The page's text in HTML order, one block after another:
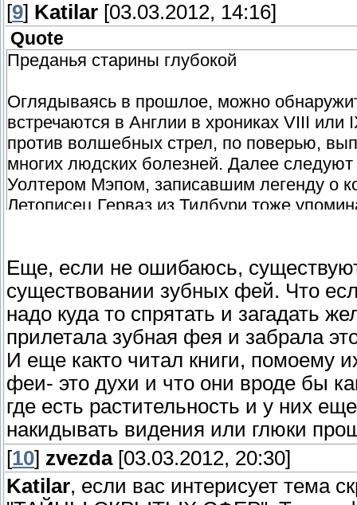
[9] Katilar [03.03.2012, 14:16]
Quote
Преданья старины глубокой
Оглядываясь в прошлое, можно
встречаются в Англии в хрониках VIII или
против волшебных стрел, по поверью,
многих людских болезней. Далее
Уолтером Мэпом, записавшим легенду о
Летописец Герваз из Тилбури тоже
Еще, если не ошибаюсь,
существовании зубных фей. Что
надо куда то спрятать и загадать
прилетала зубная фея и забрала
И еще както читал книги, помоему
феи- это духи и что они вроде бы
где есть растительность и у них
накидывать видения или глюки
[10] zvezda[03.03.2012, 20:30]
Katilar, если вас интерисует тема